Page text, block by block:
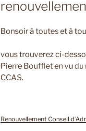
Bonsoir à toutes et à
vous trouverez ci-
Pierre Boufflet en vu
CCAS.
Renouvellement Conseil